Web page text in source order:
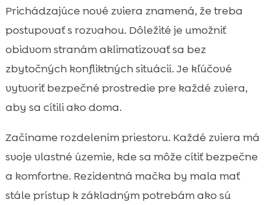
Prichádzajúce nové zviera znamená, že treba
postupovať s rozvahou. Dôležité je umožniť
obidvom stranám aklimatizovať sa bez
zbytočných konfliktných situácií. Je kľúčové
vytvoriť bezpečné prostredie pre každé zviera,
aby sa cítili ako doma.
Začíname rozdelením priestoru. Každé zviera má
svoje vlastné územie, kde sa môže cítiť bezpečne
a komfortne. Rezidentná mačka by mala mať
stále prístup k základným potrebám ako sú